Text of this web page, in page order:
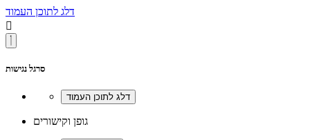
דלג לתוכן העמוד

סרגל נגישות
גופן וקישורים